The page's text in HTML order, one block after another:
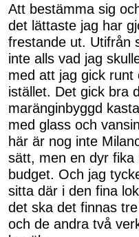
Att bestämma sig
det lättaste jag har
frestande ut. Utifrån
inte alls vad jag
med att jag gick runt
istället. Det gick bra
maränginbyggd
med glass och
här är nog inte
sätt, men en dyr
budget. Och jag
sitta där i den fina
det ska det finnas
och de andra två